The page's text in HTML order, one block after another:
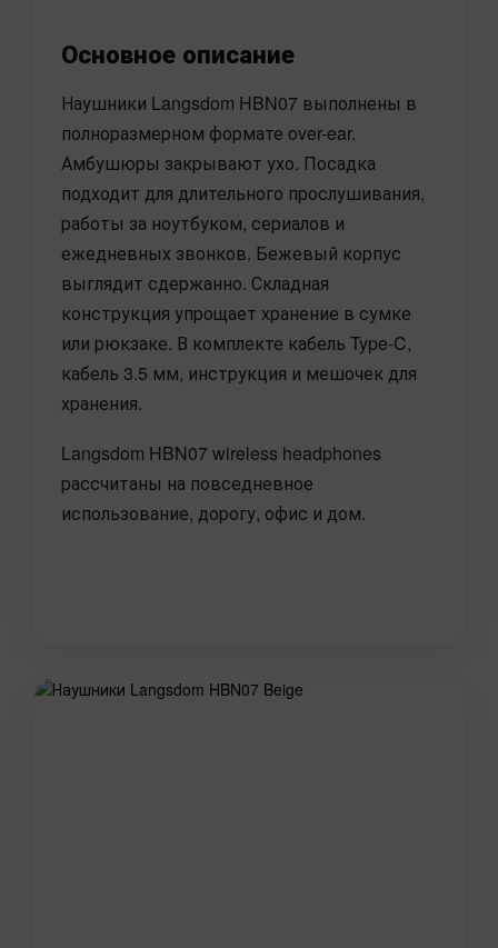
Основное описание
Наушники Langsdom HBN07 выполнены в
полноразмерном формате over-ear.
Амбушюры закрывают ухо. Посадка
подходит для длительного прослушивания,
работы за ноутбуком, сериалов и
ежедневных звонков. Бежевый корпус
выглядит сдержанно. Складная
конструкция упрощает хранение в сумке
или рюкзаке. В комплекте кабель Type-C,
кабель 3.5 мм, инструкция и мешочек для
хранения.
Langsdom HBN07 wireless headphones
рассчитаны на повседневное
использование, дорогу, офис и дом.